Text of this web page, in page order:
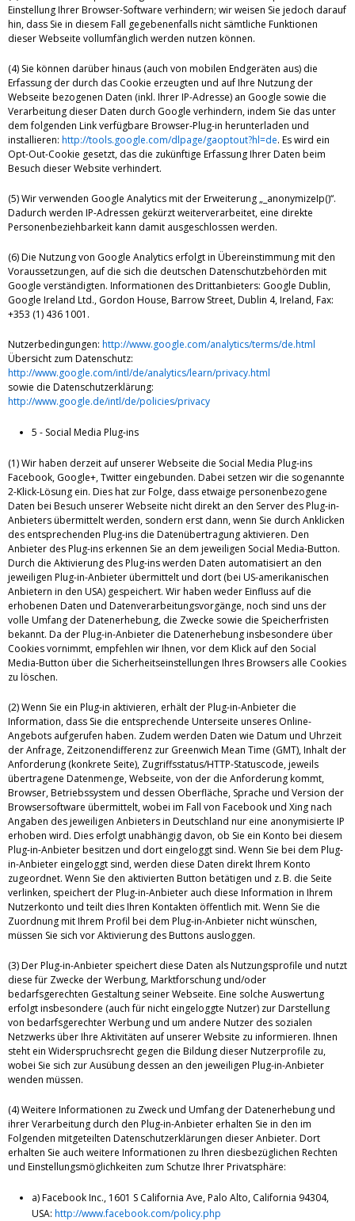
Einstellung Ihrer Browser-Software verhindern; wir weisen Sie jedoch darauf
hin, dass Sie in diesem Fall gegebenenfalls nicht sämtliche Funktionen
dieser Webseite vollumfänglich werden nutzen können.
(4) Sie können darüber hinaus (auch von mobilen Endgeräten aus) die
Erfassung der durch das Cookie erzeugten und auf Ihre Nutzung der
Webseite bezogenen Daten (inkl. Ihrer IP-Adresse) an Google sowie die
Verarbeitung dieser Daten durch Google verhindern, indem Sie das unter
dem folgenden Link verfügbare Browser-Plug-in herunterladen und
installieren: http://tools.google.com/dlpage/gaoptout?hl=de. Es wird ein
Opt-Out-Cookie gesetzt, das die zukünftige Erfassung Ihrer Daten beim
Besuch dieser Website verhindert.
(5) Wir verwenden Google Analytics mit der Erweiterung „_anonymizeIp()“.
Dadurch werden IP-Adressen gekürzt weiterverarbeitet, eine direkte
Personenbeziehbarkeit kann damit ausgeschlossen werden.
(6) Die Nutzung von Google Analytics erfolgt in Übereinstimmung mit den
Voraussetzungen, auf die sich die deutschen Datenschutzbehörden mit
Google verständigten. Informationen des Drittanbieters: Google Dublin,
Google Ireland Ltd., Gordon House, Barrow Street, Dublin 4, Ireland, Fax:
+353 (1) 436 1001.
Nutzerbedingungen: http://www.google.com/analytics/terms/de.html
Übersicht zum Datenschutz:
http://www.google.com/intl/de/analytics/learn/privacy.html
sowie die Datenschutzerklärung:
http://www.google.de/intl/de/policies/privacy
5 - Social Media Plug-ins
(1) Wir haben derzeit auf unserer Webseite die Social Media Plug-ins
Facebook, Google+, Twitter eingebunden. Dabei setzen wir die sogenannte
2-Klick-Lösung ein. Dies hat zur Folge, dass etwaige personenbezogene
Daten bei Besuch unserer Webseite nicht direkt an den Server des Plug-in-
Anbieters übermittelt werden, sondern erst dann, wenn Sie durch Anklicken
des entsprechenden Plug-ins die Datenübertragung aktivieren. Den
Anbieter des Plug-ins erkennen Sie an dem jeweiligen Social Media-Button.
Durch die Aktivierung des Plug-ins werden Daten automatisiert an den
jeweiligen Plug-in-Anbieter übermittelt und dort (bei US-amerikanischen
Anbietern in den USA) gespeichert. Wir haben weder Einfluss auf die
erhobenen Daten und Datenverarbeitungsvorgänge, noch sind uns der
volle Umfang der Datenerhebung, die Zwecke sowie die Speicherfristen
bekannt. Da der Plug-in-Anbieter die Datenerhebung insbesondere über
Cookies vornimmt, empfehlen wir Ihnen, vor dem Klick auf den Social
Media-Button über die Sicherheitseinstellungen Ihres Browsers alle Cookies
zu löschen.
(2) Wenn Sie ein Plug-in aktivieren, erhält der Plug-in-Anbieter die
Information, dass Sie die entsprechende Unterseite unseres Online-
Angebots aufgerufen haben. Zudem werden Daten wie Datum und Uhrzeit
der Anfrage, Zeitzonendifferenz zur Greenwich Mean Time (GMT), Inhalt der
Anforderung (konkrete Seite), Zugriffsstatus/HTTP-Statuscode, jeweils
übertragene Datenmenge, Webseite, von der die Anforderung kommt,
Browser, Betriebssystem und dessen Oberfläche, Sprache und Version der
Browsersoftware übermittelt, wobei im Fall von Facebook und Xing nach
Angaben des jeweiligen Anbieters in Deutschland nur eine anonymisierte IP
erhoben wird. Dies erfolgt unabhängig davon, ob Sie ein Konto bei diesem
Plug-in-Anbieter besitzen und dort eingeloggt sind. Wenn Sie bei dem Plug-
in-Anbieter eingeloggt sind, werden diese Daten direkt Ihrem Konto
zugeordnet. Wenn Sie den aktivierten Button betätigen und z. B. die Seite
verlinken, speichert der Plug-in-Anbieter auch diese Information in Ihrem
Nutzerkonto und teilt dies Ihren Kontakten öffentlich mit. Wenn Sie die
Zuordnung mit Ihrem Profil bei dem Plug-in-Anbieter nicht wünschen,
müssen Sie sich vor Aktivierung des Buttons ausloggen.
(3) Der Plug-in-Anbieter speichert diese Daten als Nutzungsprofile und nutzt
diese für Zwecke der Werbung, Marktforschung und/oder
bedarfsgerechten Gestaltung seiner Webseite. Eine solche Auswertung
erfolgt insbesondere (auch für nicht eingeloggte Nutzer) zur Darstellung
von bedarfsgerechter Werbung und um andere Nutzer des sozialen
Netzwerks über Ihre Aktivitäten auf unserer Website zu informieren. Ihnen
steht ein Widerspruchsrecht gegen die Bildung dieser Nutzerprofile zu,
wobei Sie sich zur Ausübung dessen an den jeweiligen Plug-in-Anbieter
wenden müssen.
(4) Weitere Informationen zu Zweck und Umfang der Datenerhebung und
ihrer Verarbeitung durch den Plug-in-Anbieter erhalten Sie in den im
Folgenden mitgeteilten Datenschutzerklärungen dieser Anbieter. Dort
erhalten Sie auch weitere Informationen zu Ihren diesbezüglichen Rechten
und Einstellungsmöglichkeiten zum Schutze Ihrer Privatsphäre:
a) Facebook Inc., 1601 S California Ave, Palo Alto, California 94304,
USA: http://www.facebook.com/policy.php